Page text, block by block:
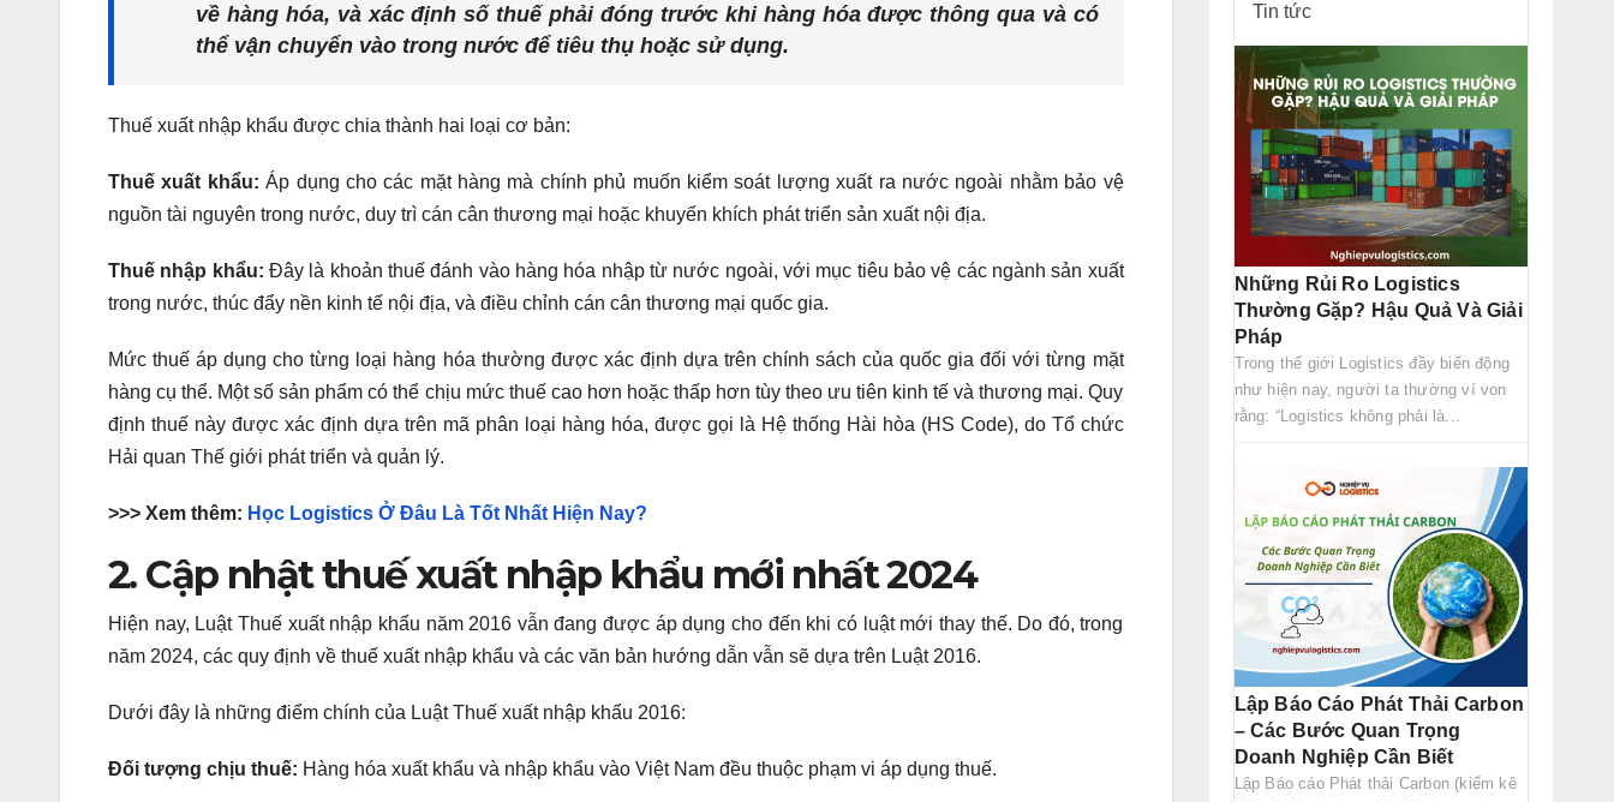
về hàng hóa, và xác định số thuế phải đóng trước khi hàng hóa được thông qua và có
thể vận chuyển vào trong nước để tiêu thụ hoặc sử dụng.
Thuế xuất nhập khẩu được chia thành hai loại cơ bản:
Thuế xuất khẩu: Áp dụng cho các mặt hàng mà chính phủ muốn kiểm soát lượng xuất ra nước ngoài nhằm bảo vệ
nguồn tài nguyên trong nước, duy trì cán cân thương mại hoặc khuyến khích phát triển sản xuất nội địa.
Thuế nhập khẩu: Đây là khoản thuế đánh vào hàng hóa nhập từ nước ngoài, với mục tiêu bảo vệ các ngành sản xuất
trong nước, thúc đẩy nền kinh tế nội địa, và điều chỉnh cán cân thương mại quốc gia.
Mức thuế áp dụng cho từng loại hàng hóa thường được xác định dựa trên chính sách của quốc gia đối với từng mặt
hàng cụ thể. Một số sản phẩm có thể chịu mức thuế cao hơn hoặc thấp hơn tùy theo ưu tiên kinh tế và thương mại. Quy
định thuế này được xác định dựa trên mã phân loại hàng hóa, được gọi là Hệ thống Hài hòa (HS Code), do Tổ chức
Hải quan Thế giới phát triển và quản lý.
>>> Xem thêm: Học Logistics Ở Đâu Là Tốt Nhất Hiện Nay?
2. Cập nhật thuế xuất nhập khẩu mới nhất 2024
Hiện nay, Luật Thuế xuất nhập khẩu năm 2016 vẫn đang được áp dụng cho đến khi có luật mới thay thế. Do đó, trong
năm 2024, các quy định về thuế xuất nhập khẩu và các văn bản hướng dẫn vẫn sẽ dựa trên Luật 2016.
Dưới đây là những điểm chính của Luật Thuế xuất nhập khẩu 2016:
Đối tượng chịu thuế: Hàng hóa xuất khẩu và nhập khẩu vào Việt Nam đều thuộc phạm vi áp dụng thuế.
Tin tức
Những Rủi Ro Logistics
Thường Gặp? Hậu Quả Và Giải
Pháp
Trong thế giới Logistics đầy biến động
như hiện nay, người ta thường ví von
rằng: “Logistics không phải là...
Lập Báo Cáo Phát Thải Carbon
– Các Bước Quan Trọng
Doanh Nghiệp Cần Biết
Lập Báo cáo Phát thải Carbon (kiểm kê